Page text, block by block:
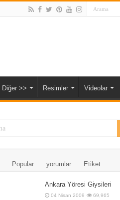
Diğer >> Resimler Videolar
Popular yorumlar Etiket
Ankara Yöresi Giysileri
04 Nisan 2009 69,965